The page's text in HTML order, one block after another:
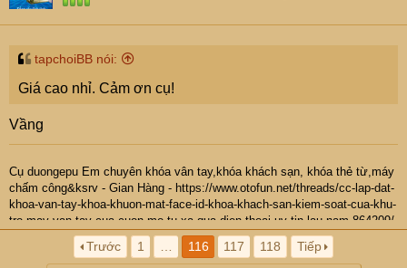
tapchoiBB nói:
Giá cao nhỉ. Cảm ơn cụ!
Vầng
Cụ duongepu Em chuyên khóa vân tay,khóa khách sạn, khóa thẻ từ,máy
chấm công&ksrv - Gian Hàng - https://www.otofun.net/threads/cc-lap-dat-
khoa-van-tay-khoa-khuon-mat-face-id-khoa-khach-san-kiem-soat-cua-khu-
tro-may-van-tay-cua-cuon-mo-tu-xa-qua-dien-thoai-uy-tin-lau-nam.864209/
- Hotline: 0937974666
Trước 1 116 117 118 Tiếp